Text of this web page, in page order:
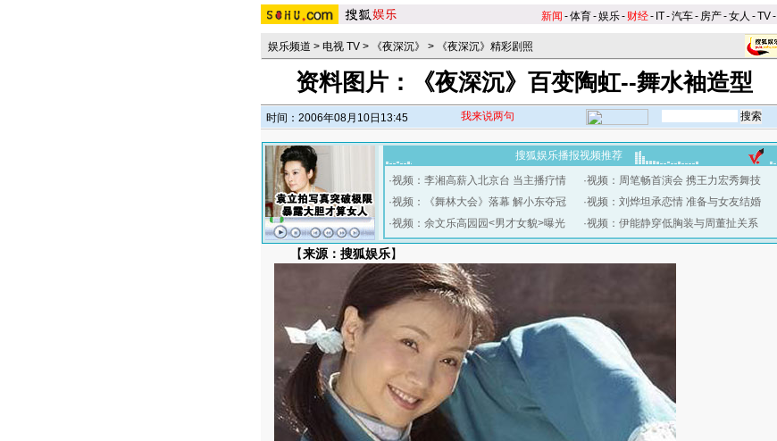
新闻 -体育-娱乐- 财经- IT-汽车- 房产-女人 -TV-
娱乐频道 > 电视 TV > 《夜深沉》 > 《夜深沉》精彩剧照
资料图片：《夜深沉》百变陶虹--舞水袖造型
时间：2006年08月10日13:45 我来说两句
搜狐娱乐播报视频推荐
·视频：李湘高薪入北京台 当主播疗情
·视频：《舞林大会》落幕 解小东夺冠
·视频：余文乐高园园<男才女貌>曝光
·视频：周笔畅首演会 携王力宏秀舞技
·视频：刘烨坦承恋情 准备与女友结婚
·视频：伊能静穿低胸装与周董扯关系
【来源：搜狐娱乐】